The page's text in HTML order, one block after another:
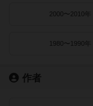
2000〜2010年
1980〜1990年
作者